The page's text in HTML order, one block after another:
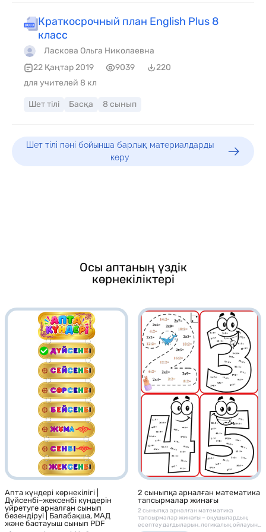
Краткосрочный план English Plus 8
класс
Ласкова Ольга Николаевна
22 Қаңтар 2019
9039
220
для учителей 8 кл
Шет тілі Басқа 8 сынып
Шет тілі пәні бойынша барлық материалдарды
көру
Осы аптаның үздік
көрнекіліктері
Апта күндері көрнекілігі |
Дүйсенбі–жексенбі күндерін
үйретуге арналған сынып
безендіруі | Балабақша, МАД
және бастауыш сынып PDF
2 сыныпқа арналған математика
тапсырмалар жинағы
2 сыныпқа арналған математика
тапсырмалар жинағы – оқушылардың
есептеу дағдыларын, логикалық ойлауын